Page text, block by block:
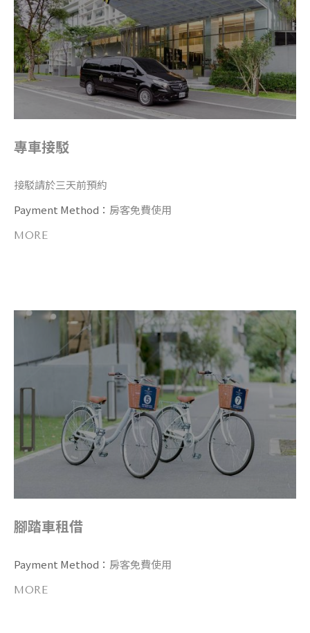
專車接駁
接駁請於三天前預約
Payment Method： 房客免費使用
MORE
腳踏車租借
Payment Method： 房客免費使用
MORE